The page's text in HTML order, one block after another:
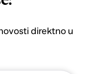
direktno u